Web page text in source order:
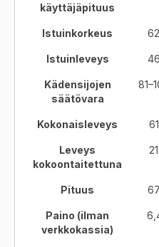
käyttäjäpituus
Istuinkorkeus
Istuinleveys
Kädensijojen
säätövara
Kokonaisleveys
Leveys
kokoontaitettuna
Pituus
Paino (ilman
verkkokassia)